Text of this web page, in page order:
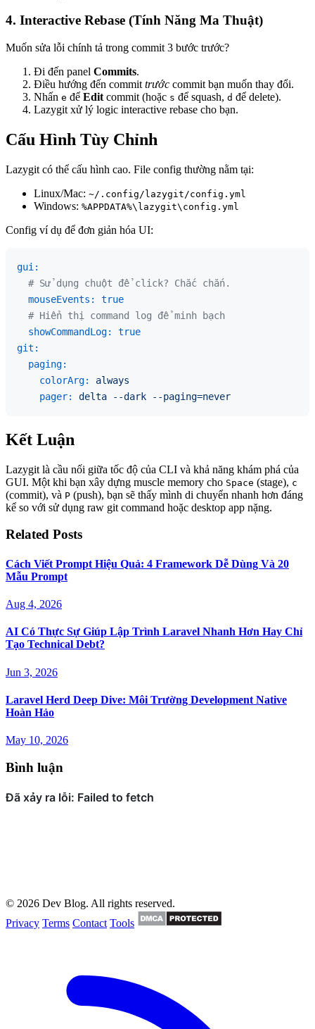
4. Interactive Rebase (Tính Năng Ma Thuật)
Muốn sửa lỗi chính tả trong commit 3 bước trước?
Đi đến panel Commits.
Điều hướng đến commit trước commit bạn muốn thay đổi.
Nhấn e để Edit commit (hoặc s để squash, d để delete).
Lazygit xử lý logic interactive rebase cho bạn.
Cấu Hình Tùy Chỉnh
Lazygit có thể cấu hình cao. File config thường nằm tại:
Linux/Mac: ~/.config/lazygit/config.yml
Windows: %APPDATA%\lazygit\config.yml
Config ví dụ để đơn giản hóa UI:
gui:
# Sử dụng chuột để click? Chắc chắn.
mouseEvents:
true
# Hiển thị command log để minh bạch
showCommandLog:
true
git:
paging:
colorArg:
always
pager:
delta --dark --paging=never
Kết Luận
Lazygit là cầu nối giữa tốc độ của CLI và khả năng khám phá của
GUI. Một khi bạn xây dựng muscle memory cho Space (stage), c
(commit), và P (push), bạn sẽ thấy mình di chuyển nhanh hơn đáng
kể so với sử dụng raw git command hoặc desktop app nặng.
Related Posts
Cách Viết Prompt Hiệu Quả: 4 Framework Dễ Dùng Và 20
Mẫu Prompt
Aug 4, 2026
AI Có Thực Sự Giúp Lập Trình Laravel Nhanh Hơn Hay Chỉ
Tạo Technical Debt?
Jun 3, 2026
Laravel Herd Deep Dive: Môi Trường Development Native
Hoàn Hảo
May 10, 2026
Bình luận
© 2026 Dev Blog. All rights reserved.
Privacy Terms Contact Tools